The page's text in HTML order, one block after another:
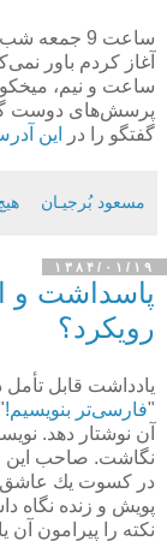
آغاز كردم باور
ساعت و نیم،
پرسش‌های دوست
گفتگو را در
این
مسعود بُرجيـان
۱۳۸۴/۰۱/۱۹
پاسداشت و
رويكرد؟
یادداشت قابل
"فارسی‌تر بنویسیم!
آن نوشتار دهد.
نگاشت. صاحب این
در كسوت یك عاشق
پویش و زنده نگاه
نكته را پیرامون آن